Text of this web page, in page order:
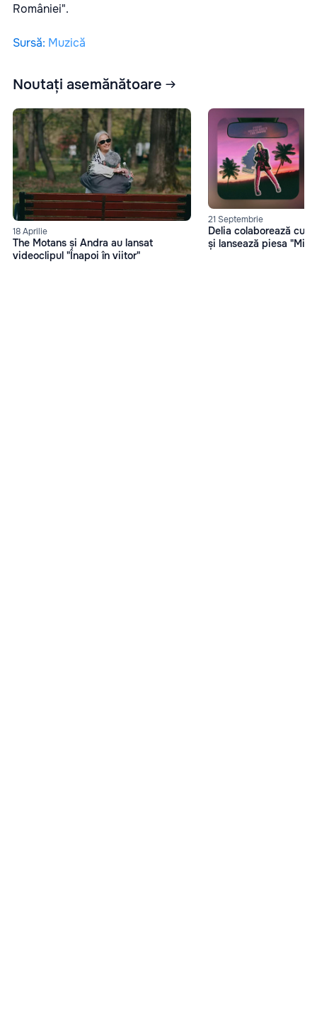
României".
Sursă: Muzică
Noutați asemănătoare
18 Aprilie
The Motans și Andra au lansat
videoclipul "Înapoi în viitor"
21 Septembrie
Delia colaborează cu
și lansează piesa